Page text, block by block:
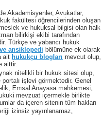
Akademisyenler, Avukatlar,
fakültesi öğrencilerinden oluşan
ve hukuksal bilgisi olan halk
bilirkişi ekibi tarafından
Türkçe ve yabancı hukuk
ansiklopedi bölümüne ek olarak
ait hukukçu blogları mevcut olup,
aittir.
nitelikli bir hukuk sitesi olup,
işlevi görmektedir. Genel
Emsal Anayasa mahkemesi,
mevzuat içermekle birlikte
da içeren sitenin tüm hakları
izinsiz yayınlanamaz,